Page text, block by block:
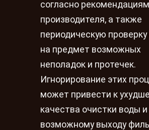
согласно рекомендациям
производителя, а также
периодическую
на предмет возможных
неполадок и протечек.
Игнорирование этих
может привести к
качества очистки воды и
возможному выходу